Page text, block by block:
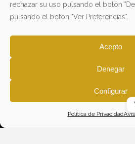
rechazar su uso pulsando el botón
pulsando el botón "Ver Preferencias".
Acepto
Denegar
Configurar
Política de Privacidad
Haz clic para aceptar
y permitir este